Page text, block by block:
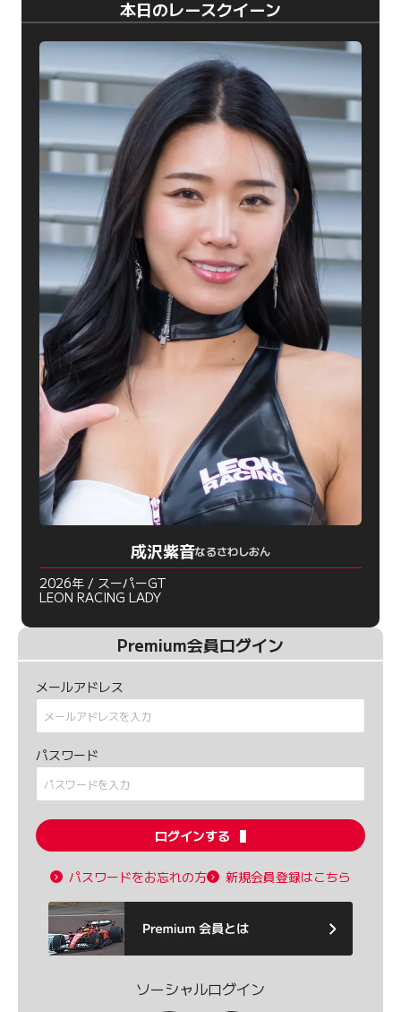
本日のレースクイーン
成沢紫音なるさわしおん
2026年 / スーパーGT
LEON RACING LADY
Premium会員ログイン
メールアドレス
パスワード
ログインする
パスワードをお忘れの方 新規会員登録はこちら
ソーシャルログイン